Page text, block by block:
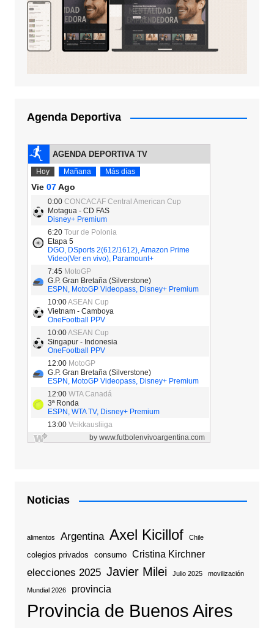
Agenda Deportiva
Noticias
alimentos Argentina Axel Kicillof Chile
colegios privados consumo Cristina Kirchner
elecciones 2025 Javier Milei Julio 2025 movilización
Mundial 2026 provincia
Provincia de Buenos Aires